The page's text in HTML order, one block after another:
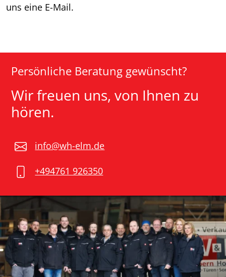
uns eine E-Mail.
Persönliche Beratung gewünscht?
Wir freuen uns, von Ihnen zu
hören.
info@wh-elm.de
+494761 926350